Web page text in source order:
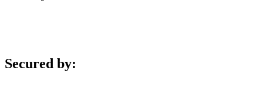
Secured by: